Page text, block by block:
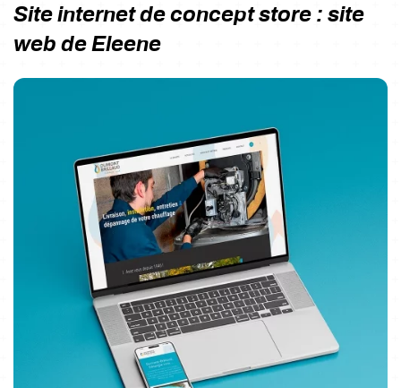
Site internet de concept store : site
web de Eleene